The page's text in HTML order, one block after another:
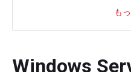
も
Windows